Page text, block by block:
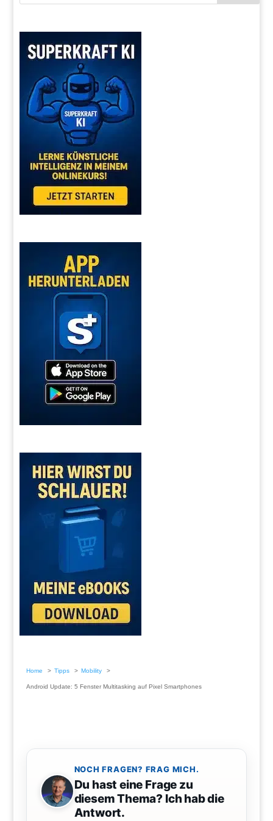
Home Tipps Mobility
Android Update: 5 Fenster Multitasking auf Pixel Smartphones
NOCH FRAGEN? FRAG MICH.
Du hast eine Frage zu
diesem Thema? Ich hab die
Antwort.